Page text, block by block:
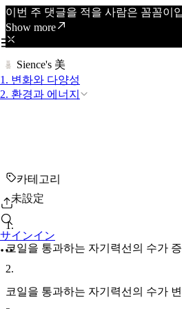
이번 주 댓글을 적을 사람은 꼼꼼이
Show more
Sience's 美
1. 변화와 다양성
2. 환경과 에너지
サインイン
카테고리
未設定
1.
코일을 통과하는 자기력선의 수가
2.
코일을 통과하는 자기력선의 수가